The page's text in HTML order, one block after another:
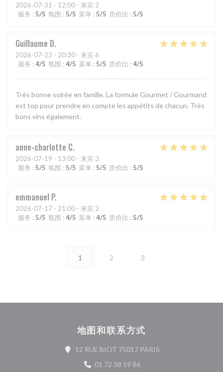
2026-07-31 - 12:00 - 来宾 2
服务 : 5/5 氛围 : 5/5 菜单 : 5/5 质价比 : 5/5
Guillaume D
2026-07-23 - 20:30 - 来宾 6
服务 : 4/5 氛围 : 4/5 菜单 : 5/5 质价比 : 4/5
Très bonne soirée en famille. La formule Gourmet / Gourmand
est top pour prendre en compte les appétits de chacun. Très
bons vins également.
anne-charlotte C
2026-07-19 - 13:00 - 来宾 3
服务 : 5/5 氛围 : 5/5 菜单 : 5/5 质价比 : 5/5
emmanuel P
2026-07-17 - 21:00 - 来宾 2
服务 : 5/5 氛围 : 4/5 菜单 : 4/5 质价比 : 5/5
1 2 3
地图和联系方式
12 RUE BIOT 75017 PARIS((在新窗口中打开))
01 72 38 59 86